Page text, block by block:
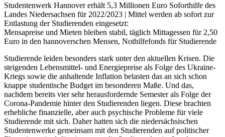
Studentenwerk Hannover erhält 5,3 Millionen Euro Soforthilfe des
Landes Niedersachsen für 2022/2023 | Mittel werden ab sofort zur
Entlastung der Studierenden eingesetzt:
Mensapreise und Mieten bleiben stabil, täglich Mittagessen für 2,50
Euro in den hannoverschen Mensen, Nothilfefonds für Studierende
Studierende leiden besonders stark unter den aktuellen Krisen. Die
steigenden Lebensmittel- und Energiepreise als Folge des Ukraine-
Kriegs sowie die anhaltende Inflation belasten das an sich schon
knappe studentische Budget im besonderen Maße. Und das,
nachdem bereits vier sehr herausfordernde Semester als Folge der
Corona-Pandemie hinter den Studierenden liegen. Diese brachten
erhebliche finanzielle, aber auch psychische Probleme für viele
Studierende mit sich. Daher hatten sich die niedersächsischen
Studentenwerke gemeinsam mit den Studierenden auf politischer